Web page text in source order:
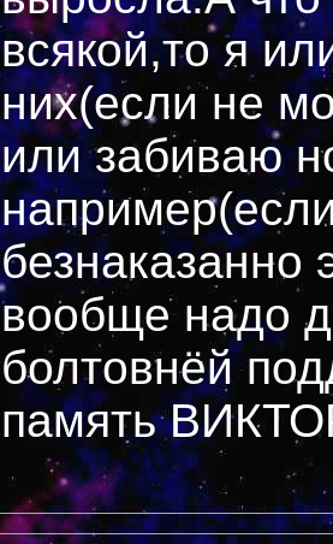
всякой,то я
них(если не
или забиваю
безнаказанно
вообще надо
болтовнёй
память